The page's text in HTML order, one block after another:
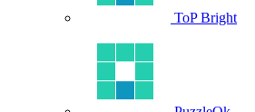
ToP Bright